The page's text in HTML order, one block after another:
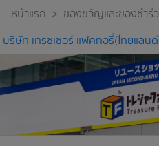
หน้าแรก > ของขวัญและของชำร่
บริษัท เทรซเชอร์ แฟคทอรี่(ไทยแลน